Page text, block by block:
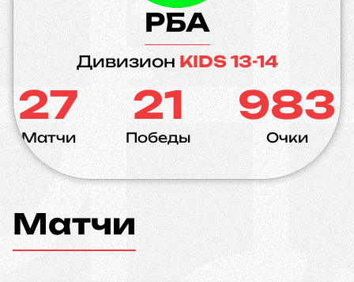
РБА
Дивизион KIDS 13-14
27
Матчи
21
Победы
983
Очки
Матчи